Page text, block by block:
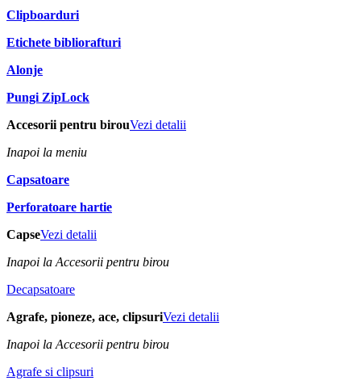
Clipboarduri
Etichete bibliorafturi
Alonje
Pungi ZipLock
Accesorii pentru birouVezi detalii
Inapoi la meniu
Capsatoare
Perforatoare hartie
CapseVezi detalii
Inapoi la Accesorii pentru birou
Decapsatoare
Agrafe, pioneze, ace, clipsuriVezi detalii
Inapoi la Accesorii pentru birou
Agrafe si clipsuri